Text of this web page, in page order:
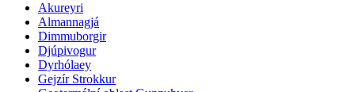
Akureyri
Almannagjá
Dimmuborgir
Djúpivogur
Dyrhólaey
Gejzír Strokkur